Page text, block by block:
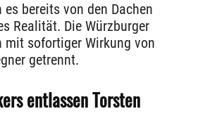
es bereits von den Dachen
Realität. Die Würzburger
mit sofortiger Wirkung von
getrennt.
entlassen Torsten